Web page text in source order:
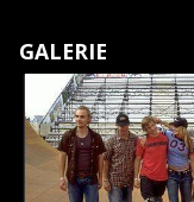
GALERIE